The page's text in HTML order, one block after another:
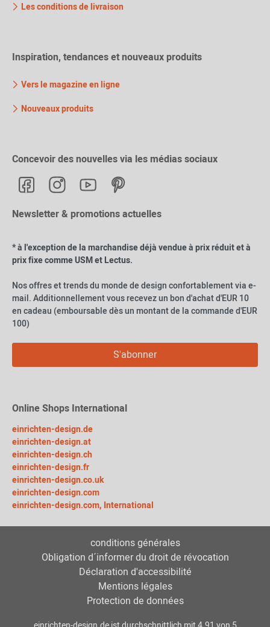
Les conditions de livraison
Inspiration, tendances et nouveaux produits
Vers le magazine en ligne
Nouveaux produits
Concevoir des nouvelles via les médias sociaux
Newsletter & promotions actuelles
* à l'exception de la marchandise déjà vendue à prix réduit et à
prix fixe comme USM et Lectus.
Nos offres et trends du monde de design confortablement via e-
mail. Additionnellement vous recevez un bon d'achat d'EUR 10
en cadeau (emboursable dès un montant de la commande d'EUR
100)
S'abonner
Online Shops International
einrichten-design.de
einrichten-design.at
einrichten-design.ch
einrichten-design.fr
einrichten-design.co.uk
einrichten-design.com
einrichten-design.com, International
conditions générales
Obligation d´informer du droit de révocation
Déclaration d'accessibilité
Mentions légales
Protection de données